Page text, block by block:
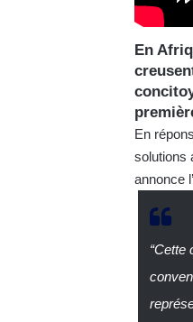
En
En
solutions
annonce
“Cette